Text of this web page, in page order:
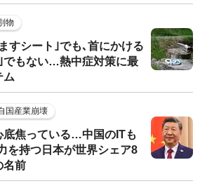
物
すシート｣でも､首にかける
でもない…熱中症対策に最
ム
国産業崩壊
底焦っている…中国のITも
を持つ日本が世界シェア8
名前